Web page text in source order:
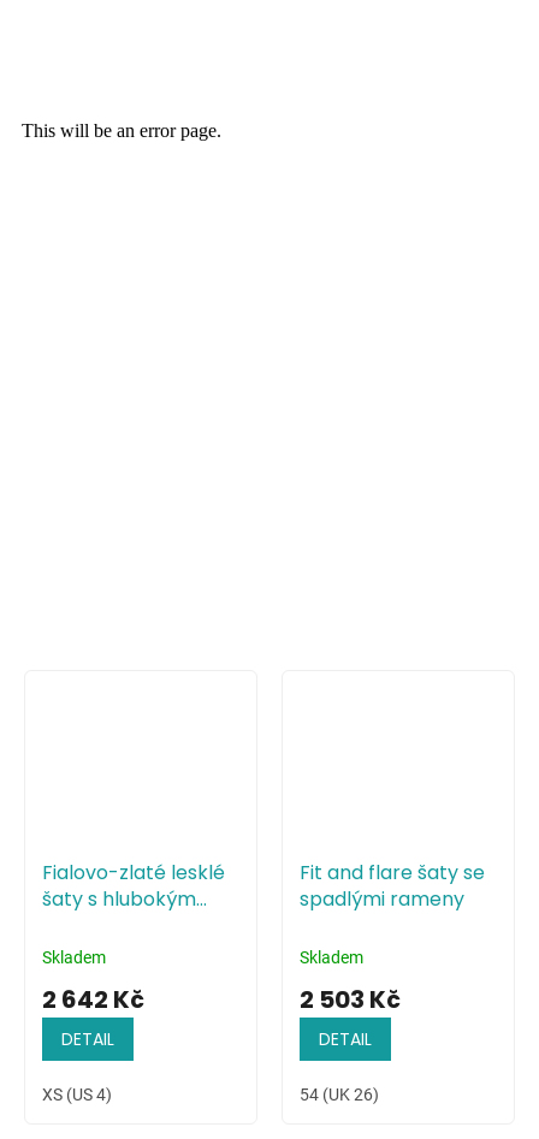
Fialovo-zlaté lesklé
šaty s hlubokým
zády
Skladem
2 642 Kč
DETAIL
XS (US 4)
Fit and flare šaty se
spadlými rameny
Skladem
2 503 Kč
DETAIL
54 (UK 26)